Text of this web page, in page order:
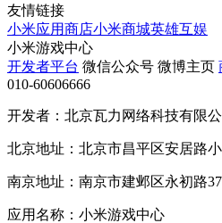
友情链接
小米应用商店小米商城英雄互娱
小米游戏中心
开发者平台 微信公众号 微博主页
010-60606666
开发者：北京瓦力网络科技有限公
北京地址：北京市昌平区安居路
南京地址：南京市建邺区永初路
应用名称：小米游戏中心